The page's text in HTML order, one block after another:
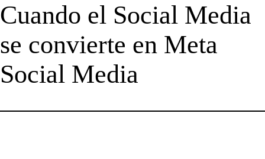
Cuando el Social Media
se convierte en Meta
Social Media